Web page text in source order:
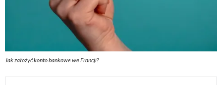
Jak założyć konto bankowe we Francji?